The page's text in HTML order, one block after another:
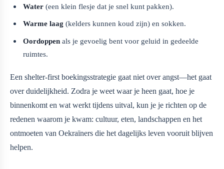
Water (een klein flesje dat je snel kunt pakken).
Warme laag (kelders kunnen koud zijn) en sokken.
Oordoppen als je gevoelig bent voor geluid in gedeelde
ruimtes.
Een shelter-first boekingsstrategie gaat niet over angst—het gaat
over duidelijkheid. Zodra je weet waar je heen gaat, hoe je
binnenkomt en wat werkt tijdens uitval, kun je je richten op de
redenen waarom je kwam: cultuur, eten, landschappen en het
ontmoeten van Oekraïners die het dagelijks leven vooruit blijven
helpen.